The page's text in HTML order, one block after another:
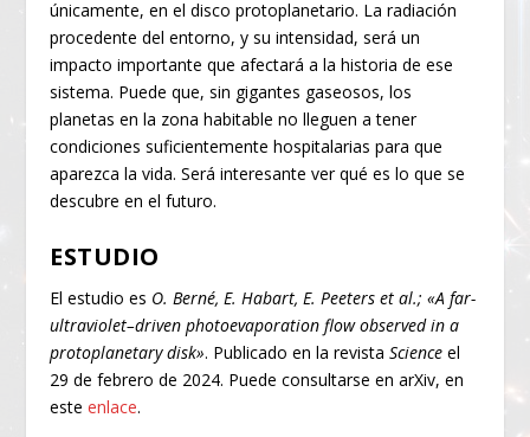
únicamente, en el disco protoplanetario. La radiación
procedente del entorno, y su intensidad, será un
impacto importante que afectará a la historia de ese
sistema. Puede que, sin gigantes gaseosos, los
planetas en la zona habitable no lleguen a tener
condiciones suficientemente hospitalarias para que
aparezca la vida. Será interesante ver qué es lo que se
descubre en el futuro.
ESTUDIO
El estudio es O. Berné, E. Habart, E. Peeters et al.; «A far-
ultraviolet–driven photoevaporation flow observed in a
protoplanetary disk». Publicado en la revistaScience el
29 de febrero de 2024. Puede consultarse en arXiv, en
esteenlace.